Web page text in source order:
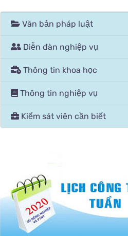
Văn bản pháp luật
Diễn đàn nghiệp vụ
Thông tin khoa học
Thông tin nghiệp vụ
Kiểm sát viên cần biết